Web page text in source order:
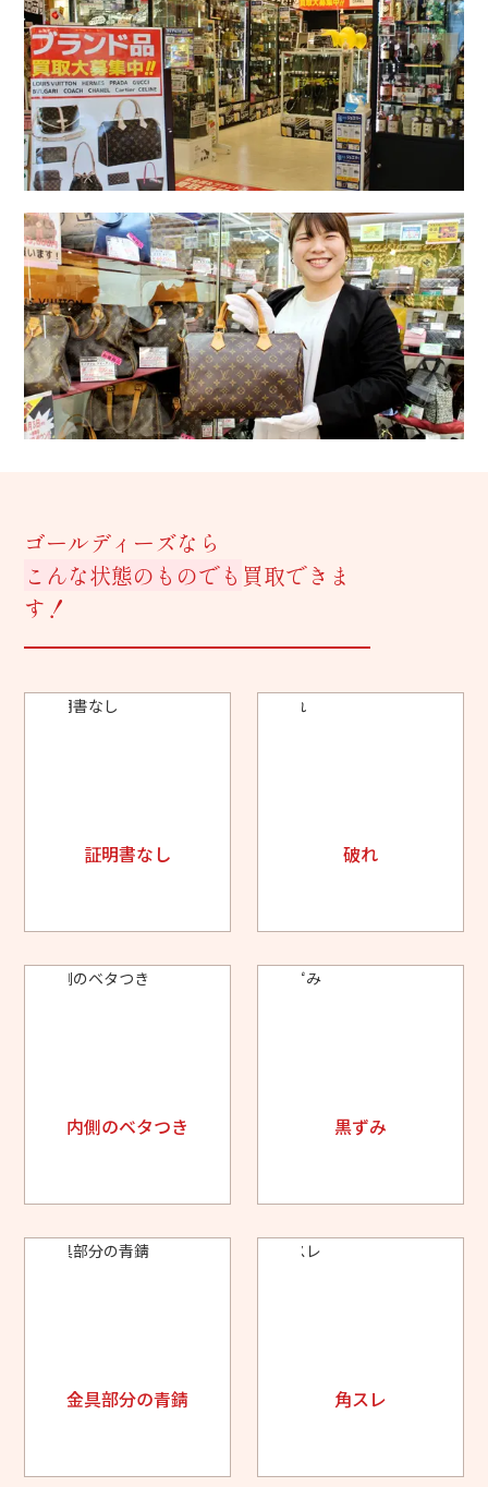
ゴールディーズなら
こんな状態のものでも 買取できま
す！
証明書なし 破れ
内側のベタつき 黒ずみ
金具部分の青錆 角スレ